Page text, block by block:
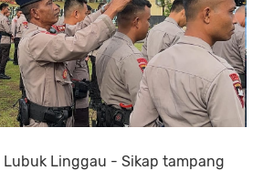
| Lubuk Linggau - Sikap tampang